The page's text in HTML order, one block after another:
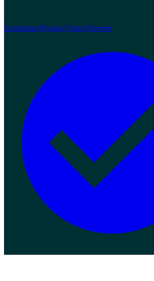
ContattaciPrivacy PolicyTermini